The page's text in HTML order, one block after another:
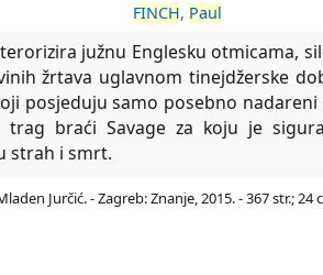
FINCH, Paul
južnu Englesku otmicama,
žrtava uglavnom tinejdžerske
posjeduju samo posebno nadareni
trag braći Savage za koju je
strah i smrt.
Jurčić. - Zagreb: Znanje, 2015. - 367 str.; 24